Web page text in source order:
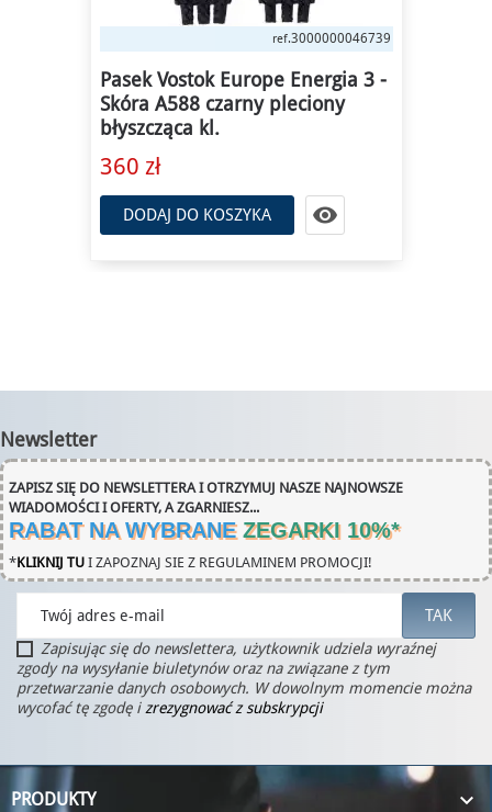
ref.3000000046739
Pasek Vostok Europe Energia 3 -
Skóra A588 czarny pleciony
błyszcząca kl.
360 zł
DODAJ DO KOSZYKA 
Newsletter
ZAPISZ SIĘ DO NEWSLETTERA I OTRZYMUJ NASZE NAJNOWSZE
WIADOMOŚCI I OFERTY, A ZGARNIESZ...
RABAT NA WYBRANE ZEGARKI 10%*
*KLIKNIJ TU I ZAPOZNAJ SIE Z REGULAMINEM PROMOCJI!
Zapisując się do newslettera, użytkownik udziela wyraźnej
zgody na wysyłanie biuletynów oraz na związane z tym
przetwarzanie danych osobowych. W dowolnym momencie można
wycofać tę zgodę i zrezygnować z subskrypcji
PRODUKTY 